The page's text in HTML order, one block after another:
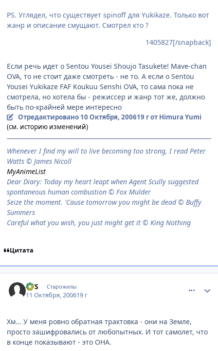
PS. Углядел, что существует spinoff для Yukikaze. Только вот
жанр и описание смущают. Смотрел кто ?
1405827[/snapback]
Если речь идет о Sentou Yousei Shoujo Tasukete! Mave-chan
OVA, то не стоит даже смотреть - не то. А если о Sentou
Yousei Yukikaze FAF Koukuu Senshi OVA, то сама пока не
смотрела, но хотела бы - режиссер и жанр тот же, должно
быть по-крайней мере интересно
Отредактировано 10 Октября, 200619 гот Himura Yumi
(см. историю изменений)
When­ever I find my will to live be­com­ing too strong, I read Peter
Watts © James Nicoll
MyAnimeList
Dear Diary: Today my heart leapt when Agent Scully suggested
spontaneous human combustion © Fox Mulder
Seize the moment. 'Cause tomorrow you might be dead © Buffy
Summers
Careful what you wish, you just might get it © King Nothing
Цитата
VVS Старожилы
11 Октября, 200619 г
Хм... У меня ровно обратная трактовка - они на Земле,
просто зашифровались от любопытных. И тот самолет, что
в конце показывают - это ОНА.